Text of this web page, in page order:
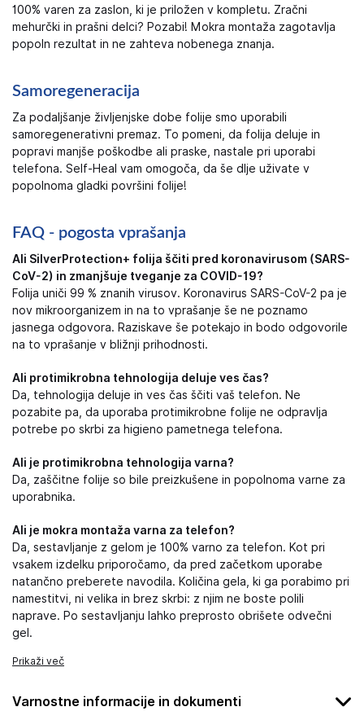
100% varen za zaslon, ki je priložen v kompletu. Zračni
mehurčki in prašni delci? Pozabi! Mokra montaža zagotavlja
popoln rezultat in ne zahteva nobenega znanja.
Samoregeneracija
Za podaljšanje življenjske dobe folije smo uporabili
samoregenerativni premaz. To pomeni, da folija deluje in
popravi manjše poškodbe ali praske, nastale pri uporabi
telefona. Self-Heal vam omogoča, da še dlje uživate v
popolnoma gladki površini folije!
FAQ - pogosta vprašanja
Ali SilverProtection+ folija ščiti pred koronavirusom (SARS-
CoV-2) in zmanjšuje tveganje za COVID-19?
Folija uniči 99 % znanih virusov. Koronavirus SARS-CoV-2 pa je
nov mikroorganizem in na to vprašanje še ne poznamo
jasnega odgovora. Raziskave še potekajo in bodo odgovorile
na to vprašanje v bližnji prihodnosti.
Ali protimikrobna tehnologija deluje ves čas?
Da, tehnologija deluje in ves čas ščiti vaš telefon. Ne
pozabite pa, da uporaba protimikrobne folije ne odpravlja
potrebe po skrbi za higieno pametnega telefona.
Ali je protimikrobna tehnologija varna?
Da, zaščitne folije so bile preizkušene in popolnoma varne za
uporabnika.
Ali je mokra montaža varna za telefon?
Da, sestavljanje z gelom je 100% varno za telefon. Kot pri
vsakem izdelku priporočamo, da pred začetkom uporabe
natančno preberete navodila. Količina gela, ki ga porabimo pri
namestitvi, ni velika in brez skrbi: z njim ne boste polili
naprave. Po sestavljanju lahko preprosto obrišete odvečni
gel.
Prikaži več
Varnostne informacije in dokumenti